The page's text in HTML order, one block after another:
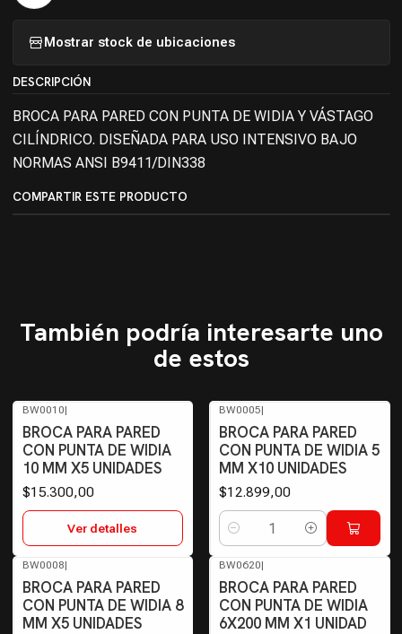
Mostrar stock de ubicaciones
DESCRIPCIÓN
BROCA PARA PARED CON PUNTA DE WIDIA Y VÁSTAGO
CILÍNDRICO. DISEÑADA PARA USO INTENSIVO BAJO
NORMAS ANSI B9411/DIN338
COMPARTIR ESTE PRODUCTO
También podría interesarte uno
de estos
Agotado
BW0010|
BROCA PARA PARED
CON PUNTA DE WIDIA
10 MM X5 UNIDADES
$15.300,00
Ver detalles
BW0005|
BROCA PARA PARED
CON PUNTA DE WIDIA 5
MM X10 UNIDADES
$12.899,00
Cantidad
BW0008|
BROCA PARA PARED
CON PUNTA DE WIDIA 8
MM X5 UNIDADES
BW0620|
BROCA PARA PARED
CON PUNTA DE WIDIA
6X200 MM X1 UNIDAD